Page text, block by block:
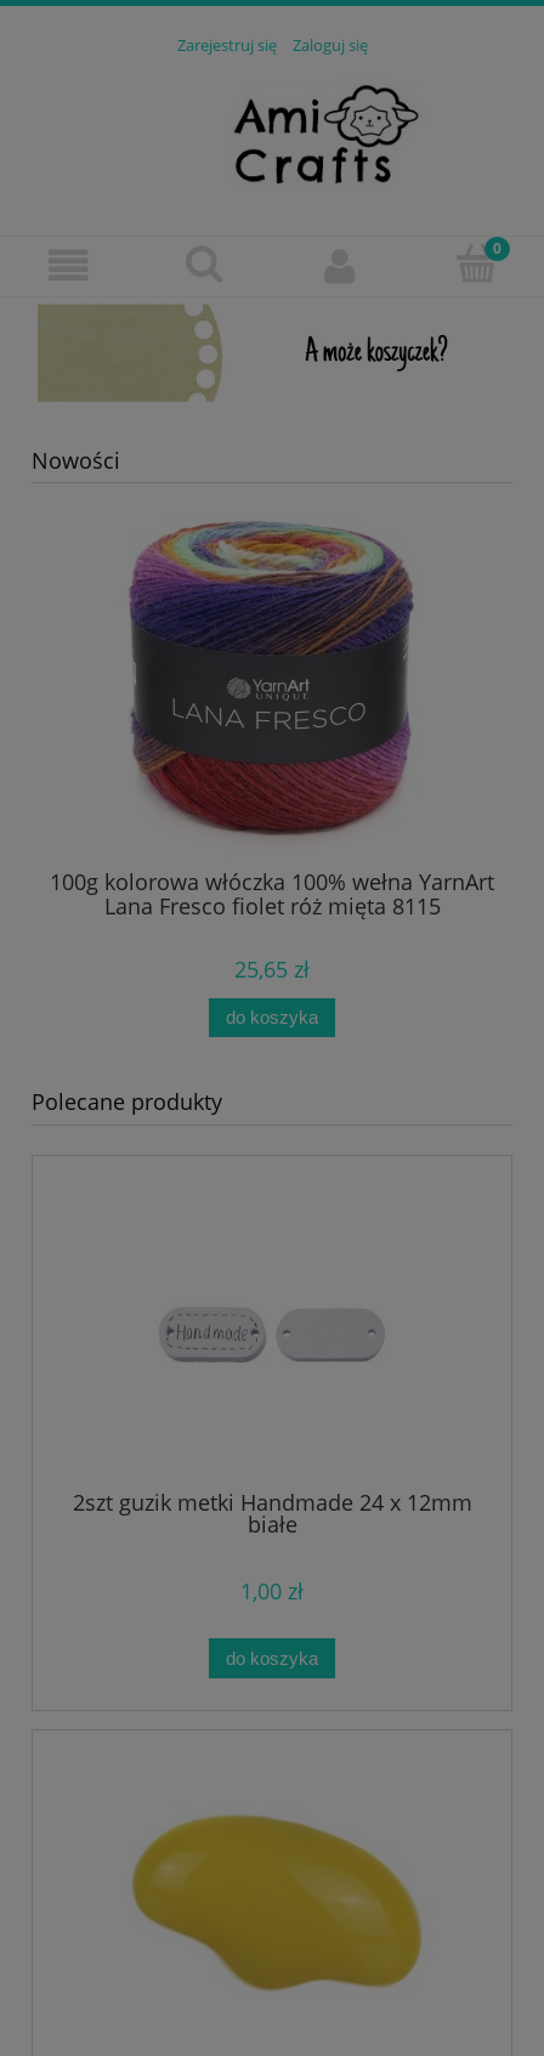
Zarejestruj się Zaloguj się
Nowości
100g kolorowa włóczka 100% wełna YarnArt
Lana Fresco fiolet róż mięta 8115
25,65 zł
do koszyka
Polecane produkty
2szt guzik metki Handmade 24 x 12mm
białe
1,00 zł
do koszyka